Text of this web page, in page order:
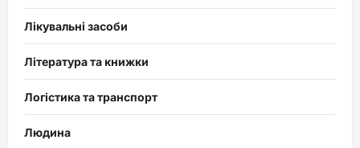
Лікувальні засоби
Література та книжки
Логістика та транспорт
Людина